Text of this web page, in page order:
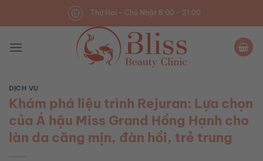
Thứ Hai - Chủ Nhật 8:00 - 21:00
DỊCH VỤ
Khám phá liệu trình Rejuran: Lựa chọn
của Á hậu Miss Grand Hồng Hạnh cho
làn da căng mịn, đàn hồi, trẻ trung